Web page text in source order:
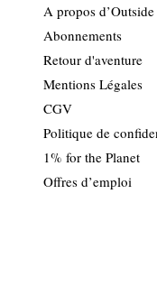
A propos d’Outside
Abonnements
Retour d'aventure
Mentions Légales
CGV
Politique de
1% for the Planet
Offres d’emploi